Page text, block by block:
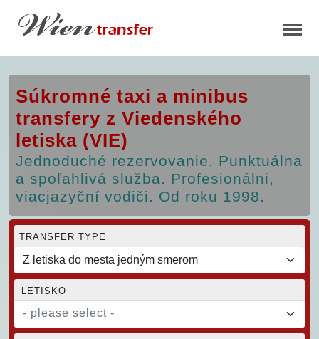
Súkromné taxi a minibus
transfery z Viedenského
letiska (VIE)
Jednoduché rezervovanie. Punktuálna
a spoľahlivá služba. Profesionálni,
viacjazyční vodiči. Od roku 1998.
TRANSFER TYPE
LETISKO
- please select -